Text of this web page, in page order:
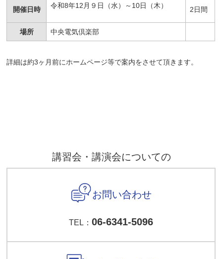
開催日時 令和8年12月９日（水）～10日（木） 2日間
場所 中央電気倶楽部
詳細は約3ヶ月前にホームページ等で案内をさせて頂きます。
講習会・講演会についての
お問い合わせ
TEL： 06-6341-5096